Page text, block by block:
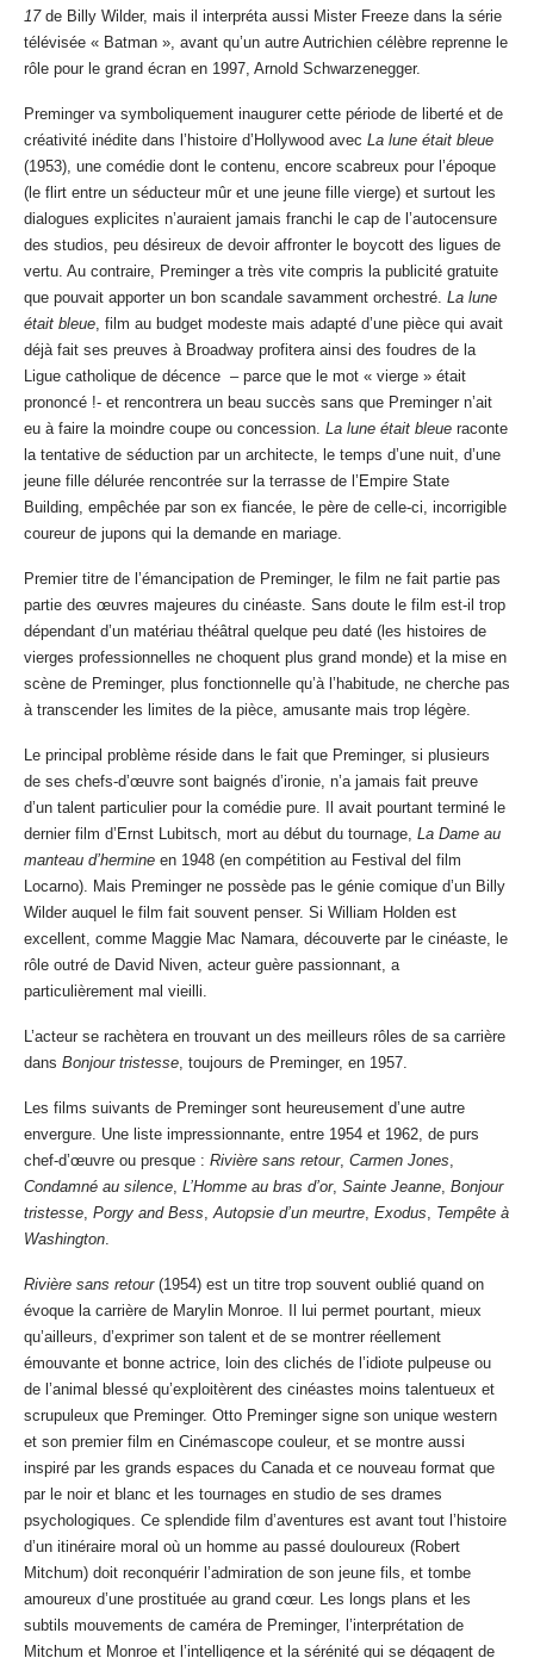
17de Billy Wilder, mais il interpréta aussi Mister Freeze dans la série
télévisée « Batman », avant qu’un autre Autrichien célèbre reprenne le
rôle pour le grand écran en 1997, Arnold Schwarzenegger.
Preminger va symboliquement inaugurer cette période de liberté et de
créativité inédite dans l’histoire d’Hollywood avec La lune était bleue
(1953), une comédie dont le contenu, encore scabreux pour l’époque
(le flirt entre un séducteur mûr et une jeune fille vierge) et surtout les
dialogues explicites n’auraient jamais franchi le cap de l’autocensure
des studios, peu désireux de devoir affronter le boycott des ligues de
vertu. Au contraire, Preminger a très vite compris la publicité gratuite
que pouvait apporter un bon scandale savamment orchestré. La lune
était bleue, film au budget modeste mais adapté d’une pièce qui avait
déjà fait ses preuves à Broadway profitera ainsi des foudres de la
Ligue catholique de décence – parce que le mot « vierge » était
prononcé !- et rencontrera un beau succès sans que Preminger n’ait
eu à faire la moindre coupe ou concession. La lune était bleue raconte
la tentative de séduction par un architecte, le temps d’une nuit, d’une
jeune fille délurée rencontrée sur la terrasse de l’Empire State
Building, empêchée par son ex fiancée, le père de celle-ci, incorrigible
coureur de jupons qui la demande en mariage.
Premier titre de l’émancipation de Preminger, le film ne fait partie pas
partie des œuvres majeures du cinéaste. Sans doute le film est-il trop
dépendant d’un matériau théâtral quelque peu daté (les histoires de
vierges professionnelles ne choquent plus grand monde) et la mise en
scène de Preminger, plus fonctionnelle qu’à l’habitude, ne cherche pas
à transcender les limites de la pièce, amusante mais trop légère.
Le principal problème réside dans le fait que Preminger, si plusieurs
de ses chefs-d’œuvre sont baignés d’ironie, n’a jamais fait preuve
d’un talent particulier pour la comédie pure. Il avait pourtant terminé le
dernier film d’Ernst Lubitsch, mort au début du tournage, La Dame au
manteau d’hermine en 1948 (en compétition au Festival del film
Locarno). Mais Preminger ne possède pas le génie comique d’un Billy
Wilder auquel le film fait souvent penser. Si William Holden est
excellent, comme Maggie Mac Namara, découverte par le cinéaste, le
rôle outré de David Niven, acteur guère passionnant, a
particulièrement mal vieilli.
L’acteur se rachètera en trouvant un des meilleurs rôles de sa carrière
dans Bonjour tristesse, toujours de Preminger, en 1957.
Les films suivants de Preminger sont heureusement d’une autre
envergure. Une liste impressionnante, entre 1954 et 1962, de purs
chef-d’œuvre ou presque : Rivière sans retour, Carmen Jones,
Condamné au silence, L’Homme au bras d’or, Sainte Jeanne, Bonjour
tristesse, Porgy and Bess,Autopsie d’un meurtre, Exodus, Tempête à
Washington.
Rivière sans retour(1954) est un titre trop souvent oublié quand on
évoque la carrière de Marylin Monroe. Il lui permet pourtant, mieux
qu’ailleurs, d’exprimer son talent et de se montrer réellement
émouvante et bonne actrice, loin des clichés de l’idiote pulpeuse ou
de l’animal blessé qu’exploitèrent des cinéastes moins talentueux et
scrupuleux que Preminger. Otto Preminger signe son unique western
et son premier film en Cinémascope couleur, et se montre aussi
inspiré par les grands espaces du Canada et ce nouveau format que
par le noir et blanc et les tournages en studio de ses drames
psychologiques. Ce splendide film d’aventures est avant tout l’histoire
d’un itinéraire moral où un homme au passé douloureux (Robert
Mitchum) doit reconquérir l’admiration de son jeune fils, et tombe
amoureux d’une prostituée au grand cœur. Les longs plans et les
subtils mouvements de caméra de Preminger, l’interprétation de
Mitchum et Monroe et l’intelligence et la sérénité qui se dégagent de